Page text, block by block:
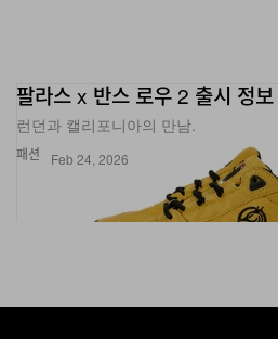
패션
런던과 캘리포니아의 만남.
Feb 24, 2026